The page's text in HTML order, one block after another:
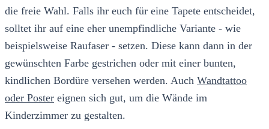
die freie Wahl. Falls ihr euch für eine Tapete entscheidet,
solltet ihr auf eine eher unempfindliche Variante - wie
beispielsweise Raufaser - setzen. Diese kann dann in der
gewünschten Farbe gestrichen oder mit einer bunten,
kindlichen Bordüre versehen werden. Auch Wandtattoo
oder Poster eignen sich gut, um die Wände im
Kinderzimmer zu gestalten.